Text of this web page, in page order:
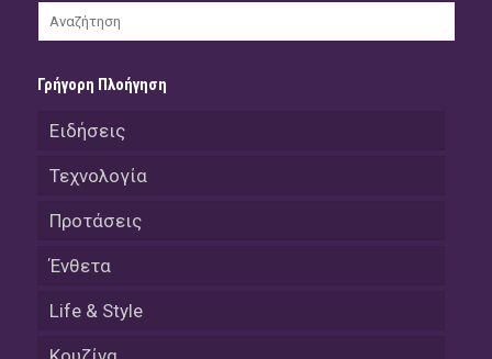
Γρήγορη Πλοήγηση
Ειδήσεις
Τεχνολογία
Προτάσεις
Ένθετα
Life & Style